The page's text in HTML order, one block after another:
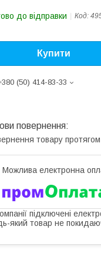
до відправки Код:
Купити
(50) 414-83-33
товару
підключені
який товар не